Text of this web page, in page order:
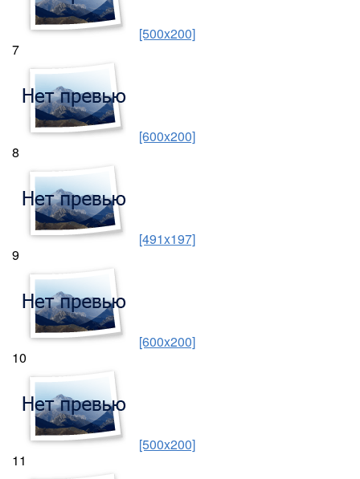
[500x200]
7
[600x200]
8
[491x197]
9
[600x200]
10
[500x200]
11